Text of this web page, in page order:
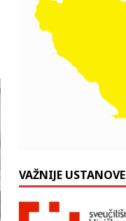
VAŽNIJE USTANOVE